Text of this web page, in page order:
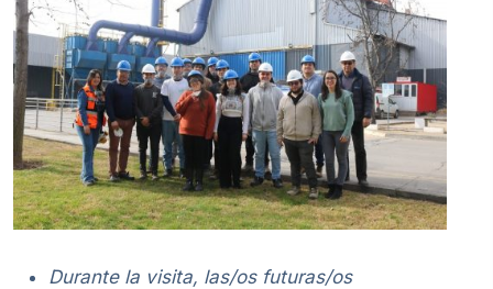
Durante la visita, las/os futuras/os